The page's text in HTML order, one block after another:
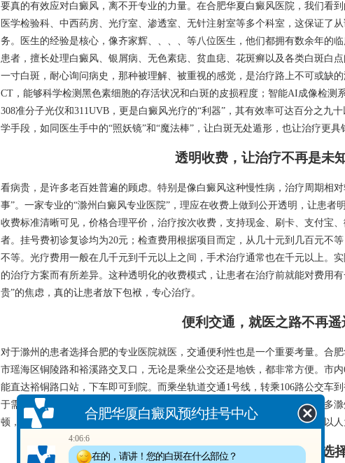
要真的有效应对白癜风，离不开专业的力量。在合肥华夏白癜风医院，我们看
医学检验科、中西药房、光疗室、渗透室、无针注射室等多个科室，这保证了
务。医生的经验是核心，像齐家辉、、、、等八位医生，他们都拥有数余年的
患者，擅长处理白癜风、银屑病、无色素痣、贫血痣、花斑癣以及各类白斑白
一寸白斑，耐心询问病史，那种被理解、被重视的感觉，是治疗路上不可或缺
CT，能够科学检测黑色素细胞的存活状况和白斑的皮损程度；智能AI成像检测
308准分子光仪和311UVB，更是白癜风光疗的“利器”，其有效率可达百分之九
学手段，如同医生手中的“照妖镜”和“魔法棒”，让白斑无处遁形，也让治疗更具
透明收费，让治疗不再是未
看病贵，是许多老百姓普遍的顾虑。特别是像白癜风这种慢性病，治疗周期相
事”。一家专业的“滁州白癜风专业医院”，理应在收费上做到公开透明，让患者
收费标准清晰可见，价格合理平价，治疗按次收费，支持现金、刷卡、支付宝
者。挂号费初诊复诊均为20元；检查费用根据项目而定，从几十元到几百元不
不等。光疗费用一般在几千元到千元以上之间，手术治疗通常也在千元以上。
的治疗方案而有所差异。这种透明化的收费模式，让患者在治疗前就能对费用
贵”的焦虑，真的让患者放下包袱，专心治疗。
便利交通，就医之路不再遥
对于滁州的患者选择合肥的专业医院就医，交通便利性也是一个重要考量。合
市瑶海区铜陵路和裕溪路交叉口，无论是乘坐公交还是地铁，都非常方便。市内
能直达裕铜路口站，下车即可到院。而乘坐轨道交通1号线，转乘106路公交车
于需要定期复诊或接受光疗的患者无疑节省了大量时间和精力。要知道，很多
顿，一份便捷的交通指南，也体现了医院对患者的体贴和关怀，真的做到了以人
除了专业机构，还有哪些选
合肥华厦白癜风预约挂号中心
4:06:6
在的，请讲！您的白斑在什么部位？